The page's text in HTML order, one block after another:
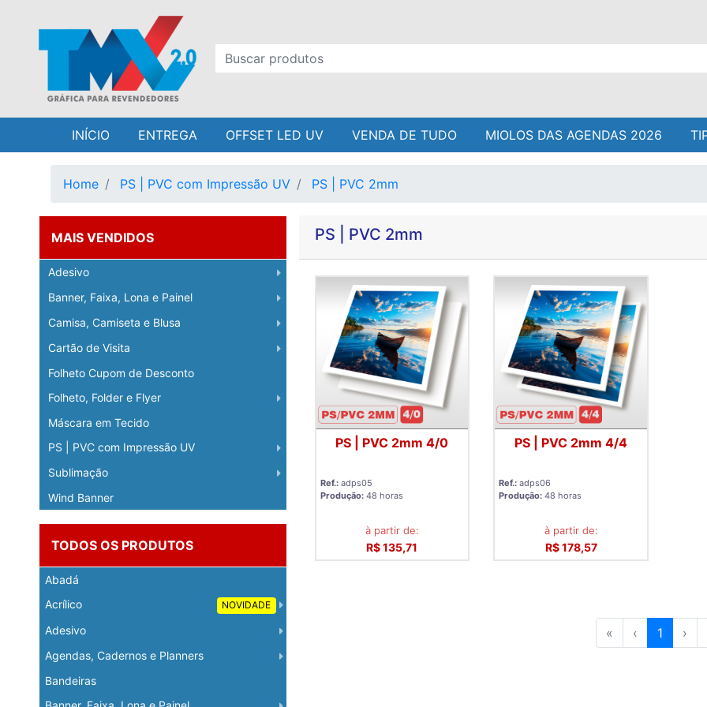
INÍCIO ENTREGA OFFSET LED UV VENDA DE TUDO MIOLOS DAS AGENDAS 2026
Home PS | PVC com Impressão UV PS | PVC 2mm
MAIS VENDIDOS
Adesivo
Banner, Faixa, Lona e Painel
Camisa, Camiseta e Blusa
Cartão de Visita
Folheto Cupom de Desconto
Folheto, Folder e Flyer
Máscara em Tecido
PS | PVC com Impressão UV
Sublimação
Wind Banner
TODOS OS PRODUTOS
Abadá
NOVIDADE
Acrílico
Adesivo
Agendas, Cadernos e Planners
Bandeiras
PS | PVC 2mm
PS | PVC 2mm 4/0
Ref.: adps05
Produção: 48 horas
à partir de:
R$ 135,71
PS | PVC 2mm 4/4
Ref.:adps06
Produção:48 horas
à partir de:
R$ 178,57
« ‹ 1 ›